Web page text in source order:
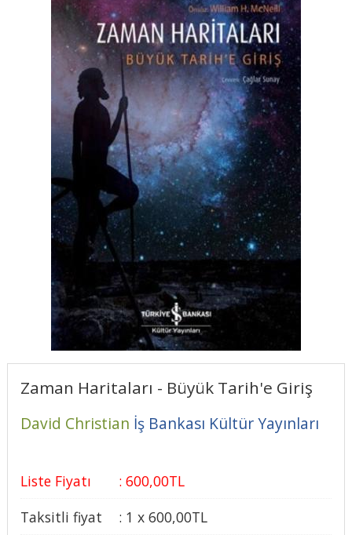
Zaman Haritaları - Büyük Tarih'e Giriş
David Christian İş Bankası Kültür Yayınları
Liste Fiyatı : 600,00TL
Taksitli fiyat
: 1 x 600,00TL